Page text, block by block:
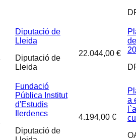
Diputació de
Lleida
Diputació de
Lleida
22.044,00 €
Fundació
Pública Institut
d'Estudis
Ilerdencs
Diputació de
4.194,00 €
a